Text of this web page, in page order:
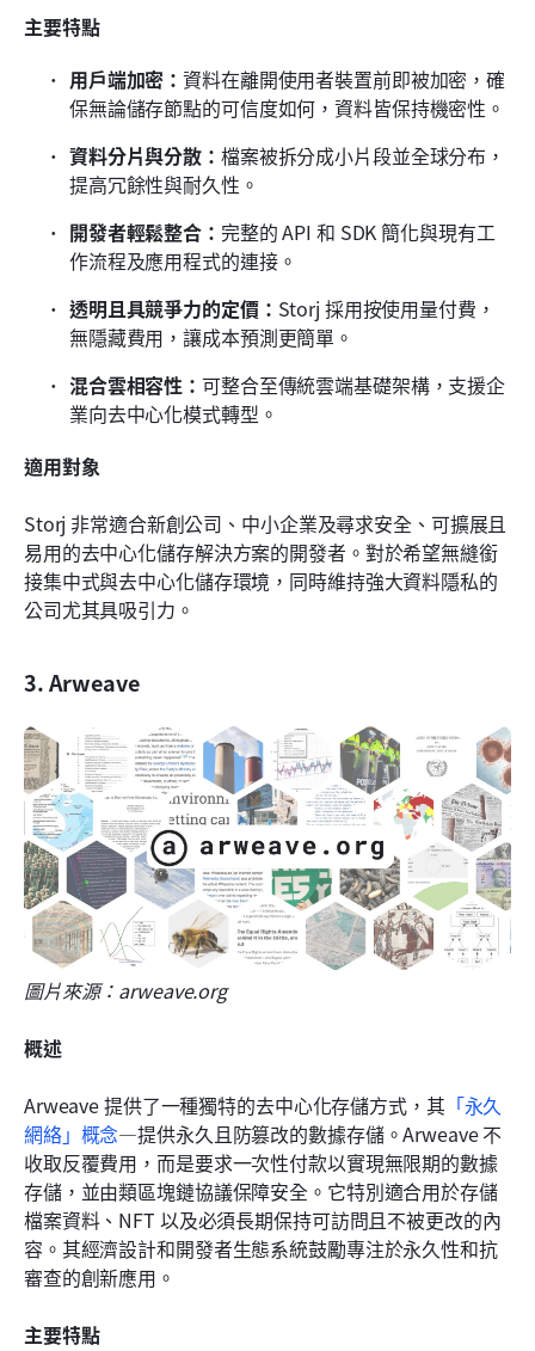
主要特點
用戶端加密：資料在離開使用者裝置前即被加密，確
保無論儲存節點的可信度如何，資料皆保持機密性。
資料分片與分散： 檔案被拆分成小片段並全球分布，
提高冗餘性與耐久性。
開發者輕鬆整合： 完整的 API 和 SDK 簡化與現有工
作流程及應用程式的連接。
透明且具競爭力的定價： Storj 採用按使用量付費，
無隱藏費用，讓成本預測更簡單。
混合雲相容性： 可整合至傳統雲端基礎架構，支援企
業向去中心化模式轉型。
適用對象
Storj 非常適合新創公司、中小企業及尋求安全、可擴展且
易用的去中心化儲存解決方案的開發者。對於希望無縫銜
接集中式與去中心化儲存環境，同時維持強大資料隱私的
公司尤其具吸引力。
3. Arweave
圖片來源：arweave.org
概述
Arweave 提供了一種獨特的去中心化存儲方式，其 「永久
網絡」概念—提供永久且防篡改的數據存儲。Arweave 不
收取反覆費用，而是要求一次性付款以實現無限期的數據
存儲，並由類區塊鏈協議保障安全。它特別適合用於存儲
檔案資料、NFT 以及必須長期保持可訪問且不被更改的內
容。其經濟設計和開發者生態系統鼓勵專注於永久性和抗
審查的創新應用。
主要特點